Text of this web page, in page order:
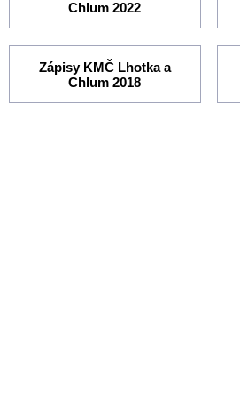
Chlum 2022
Zápisy KMČ Lhotka a
Chlum 2018